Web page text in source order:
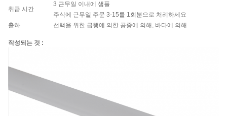
취급 시간
3 근무일 이내에 샘플
주식에 근무일 주문 3-15를 1회분으로 처리하세요
출하
선택을 위한 급행에 의한 공중에 의해, 바다에 의해
작성되는 것 :